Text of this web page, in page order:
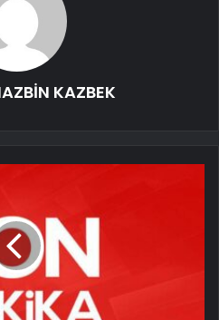
KAZBEK